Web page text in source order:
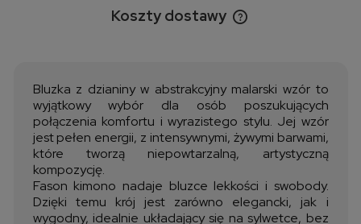
Koszty dostawy
Cena nie zawiera ewentualnych kosztów płatności
Bluzka z dzianiny w abstrakcyjny malarski wzór to
wyjątkowy wybór dla osób poszukujących
połączenia komfortu i wyrazistego stylu. Jej wzór
jest pełen energii, z intensywnymi, żywymi barwami,
które tworzą niepowtarzalną, artystyczną
kompozycję.
Fason kimono nadaje bluzce lekkości i swobody.
Dzięki temu krój jest zarówno elegancki, jak i
wygodny, idealnie układający się na sylwetce, bez